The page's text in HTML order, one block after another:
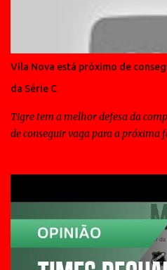
Vila Nova está próximo de
da Série C
Tigre tem a melhor defesa da
de conseguir vaga para a próxima